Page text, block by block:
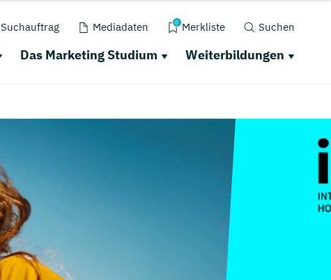
Suchauftrag Mediadaten 0 Merkliste Suchen
Das Marketing Studium Weiterbildungen